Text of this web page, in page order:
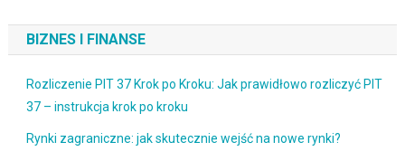
BIZNES I FINANSE
Rozliczenie PIT 37 Krok po Kroku: Jak prawidłowo rozliczyć PIT
37 – instrukcja krok po kroku
Rynki zagraniczne: jak skutecznie wejść na nowe rynki?